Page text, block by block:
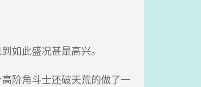
如此盛况甚是高兴。
阶角斗士还破天荒的做了一